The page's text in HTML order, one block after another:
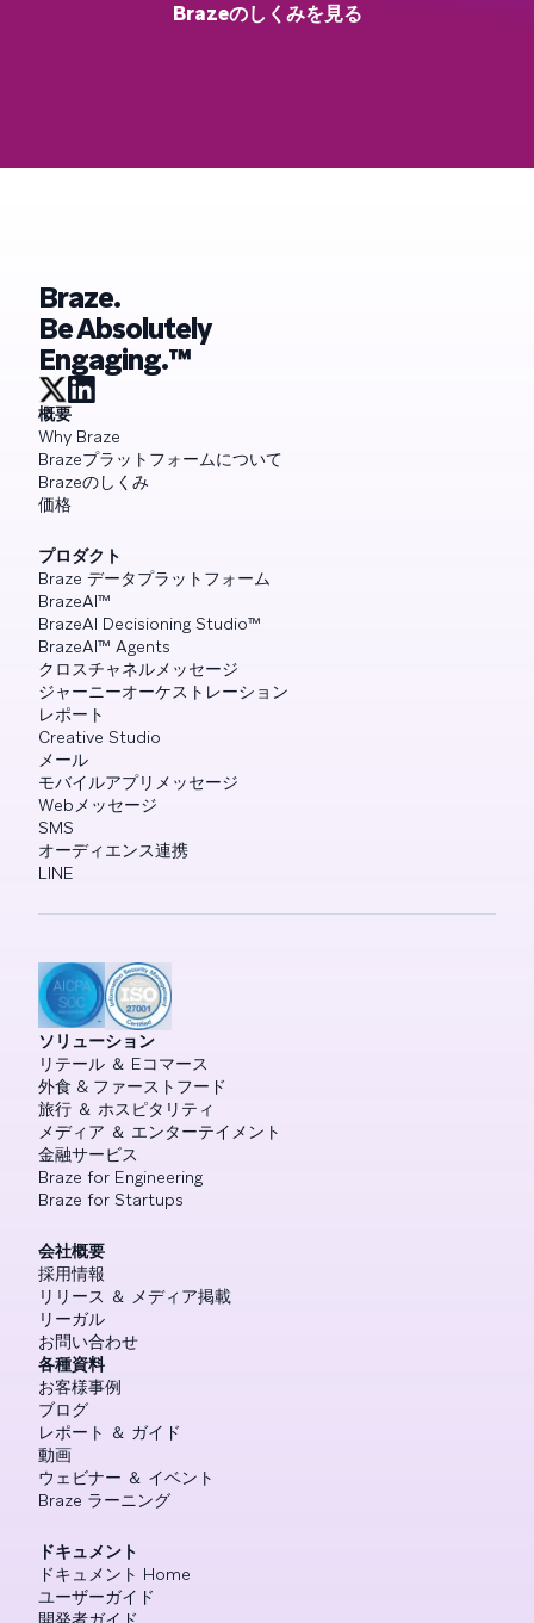
Brazeのしくみを見る
Braze.
Be Absolutely
Engaging.™
概要
Why Braze
Brazeプラットフォームについて
Brazeのしくみ
価格
プロダクト
Braze データプラットフォーム
BrazeAI™
BrazeAI Decisioning Studio™
BrazeAI™ Agents
クロスチャネルメッセージ
ジャーニーオーケストレーション
レポート
Creative Studio
メール
モバイルアプリメッセージ
Webメッセージ
SMS
オーディエンス連携
LINE
ソリューション
リテール ＆ Eコマース
外食 & ファーストフード
旅行 ＆ ホスピタリティ
メディア ＆ エンターテイメント
金融サービス
Braze for Engineering
Braze for Startups
会社概要
採用情報
リリース ＆ メディア掲載
リーガル
お問い合わせ
各種資料
お客様事例
ブログ
レポート ＆ ガイド
動画
ウェビナー ＆ イベント
Braze ラーニング
ドキュメント
ドキュメント Home
ユーザーガイド